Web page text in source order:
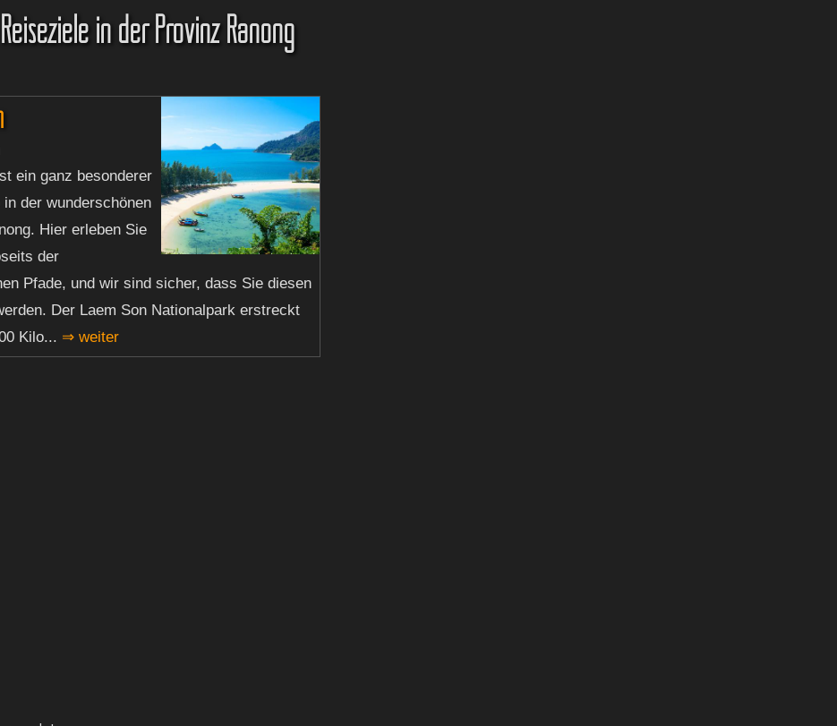
in der Provinz Ranong
ein ganz besonderer
in der wunderschönen
Hier erleben Sie
der
Pfade, und wir sind sicher, dass Sie diesen
Der Laem Son Nationalpark erstreckt
Kilo... ⇒ weiter